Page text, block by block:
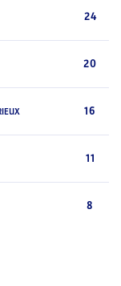
24
20
16
11
8